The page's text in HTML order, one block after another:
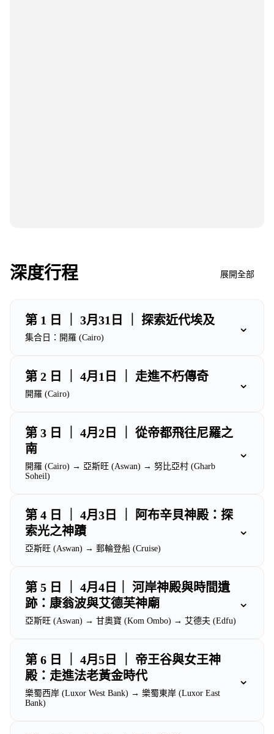
深度行程 展開全部
第 1 日 ｜ 3月31日 ｜ 探索近代埃及
集合日：開羅 (Cairo)
⌄
第 2 日 ｜ 4月1日 ｜ 走進不朽傳奇
開羅 (Cairo)
⌄
第 3 日 ｜ 4月2日 ｜ 從帝都飛往尼羅之
南
開羅 (Cairo) → 亞斯旺 (Aswan) → 努比亞村 (Gharb
Soheil)
⌄
第 4 日 ｜ 4月3日 ｜ 阿布辛貝神殿：探
索光之神蹟
亞斯旺 (Aswan) → 郵輪登船 (Cruise)
⌄
第 5 日 ｜ 4月4日｜ 河岸神殿與時間遺
跡：康翁波與艾德芙神廟
亞斯旺 (Aswan) → 甘奧寶 (Kom Ombo) → 艾德夫 (Edfu)
⌄
第 6 日 ｜ 4月5日 ｜ 帝王谷與女王神
殿：走進法老黃金時代
樂蜀西岸 (Luxor West Bank) → 樂蜀東岸 (Luxor East
Bank)
⌄